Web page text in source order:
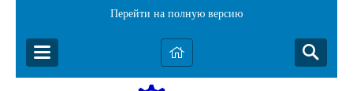
Перейти на полную версию